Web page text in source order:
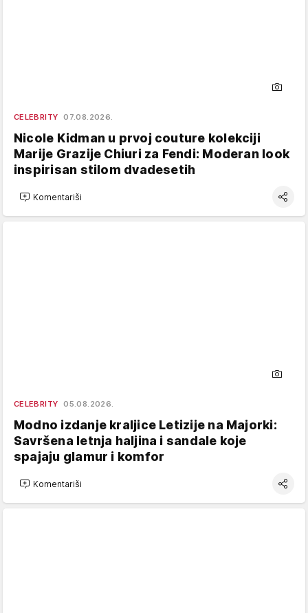
CELEBRITY 07.08.2026.
Nicole Kidman u prvoj couture kolekciji
Marije Grazije Chiuri za Fendi: Moderan look
inspirisan stilom dvadesetih
Komentariši
CELEBRITY 05.08.2026.
Modno izdanje kraljice Letizije na Majorki:
Savršena letnja haljina i sandale koje
spajaju glamur i komfor
Komentariši